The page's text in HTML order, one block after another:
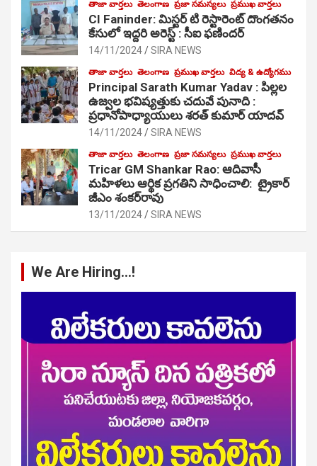
తాజా వార్తలు తెలంగాణ ప్రజా సమస్యలు ప్రముఖ వార్తలు
CI Faninder: మిస్టర్ టి రెస్టారెంట్ దొంగతనం
కేసులో ఇద్దరి అరెస్ట్ : సీఐ ఫణిందర్
14/11/2024 SIRA NEWS
తాజా వార్తలు తెలంగాణ ప్రముఖ వార్తలు విద్య & ఉద్యోగము
Principal Sarath Kumar Yadav : పిల్లల
ఉజ్వల భవిష్యత్తుకు చదువే పునాది :
ప్రధానోపాధ్యాయులు శరత్ కుమార్ యాదవ్
14/11/2024 SIRA NEWS
తాజా వార్తలు తెలంగాణ ప్రజా సమస్యలు ప్రముఖ వార్తలు
Tricar GM Shankar Rao: ఆదివాసీ
మహిళలు ఆర్థిక ప్రగతిని సాధించాలి: ట్రైకార్
జీఎం శంకర్‌రావు
13/11/2024 SIRA NEWS
We Are Hiring…!